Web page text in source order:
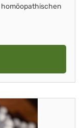
homöopathischen